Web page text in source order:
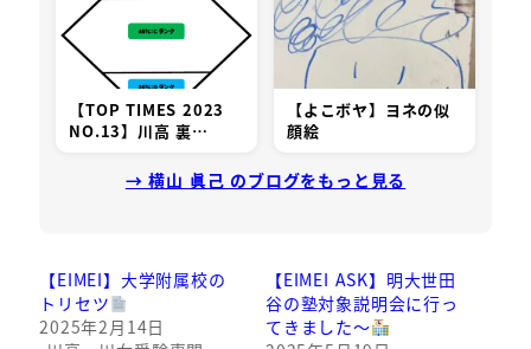
【TOP TIMES 2023
NO.13】川高 裏…
【よこボヤ】ヨネの似
顔絵
→ 横山 眞己 のブログをもっと見る
【EIMEI】大学附属校の
トリセツ
2025年2月14日
【EIMEI ASK】明大世田
谷の塾対象説明会に行っ
てきました～